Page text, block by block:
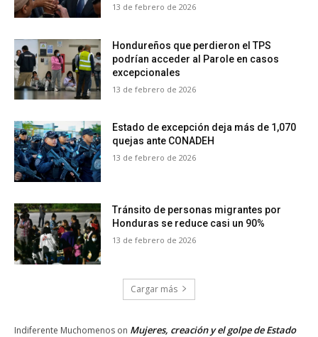
13 de febrero de 2026
Hondureños que perdieron el TPS
podrían acceder al Parole en casos
excepcionales
13 de febrero de 2026
Estado de excepción deja más de 1,070
quejas ante CONADEH
13 de febrero de 2026
Tránsito de personas migrantes por
Honduras se reduce casi un 90%
13 de febrero de 2026
Cargar más
Indiferente Muchomenos on Mujeres, creación y el golpe de Estado